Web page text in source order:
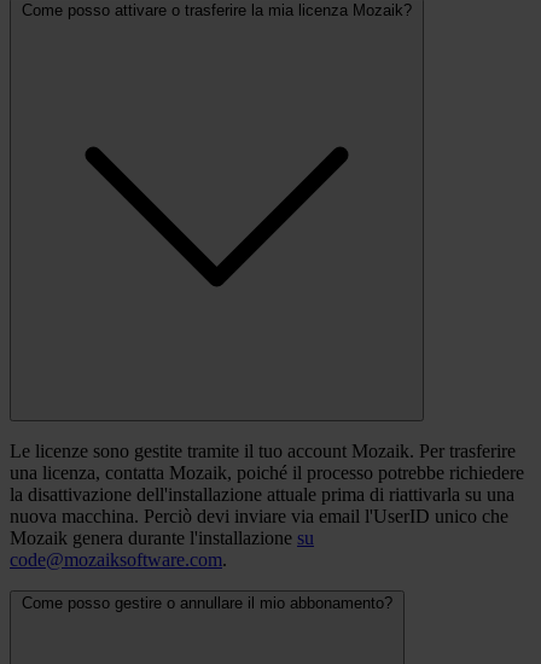
Come posso attivare o trasferire la mia licenza Mozaik?
Le licenze sono gestite tramite il tuo account Mozaik. Per trasferire
una licenza, contatta Mozaik, poiché il processo potrebbe richiedere
la disattivazione dell'installazione attuale prima di riattivarla su una
nuova macchina. Perciò devi inviare via email l'UserID unico che
Mozaik genera durante l'installazione su
code@mozaiksoftware.com.
Come posso gestire o annullare il mio abbonamento?